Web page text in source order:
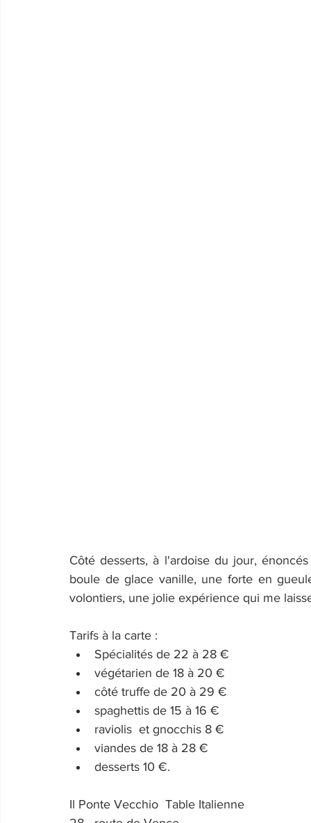
Côté desserts, à l'ardoise du jour,
boule de glace vanille, une forte en
volontiers, une jolie expérience qui me
Tarifs à la carte :
Spécialités de 22 à 28 €
végétarien de 18 à 20 €
côté truffe de 20 à 29 €
spaghettis de 15 à 16 €
raviolis  et gnocchis 8 €
viandes de 18 à 28 €
desserts 10 €.
Il Ponte Vecchio  Table Italienne